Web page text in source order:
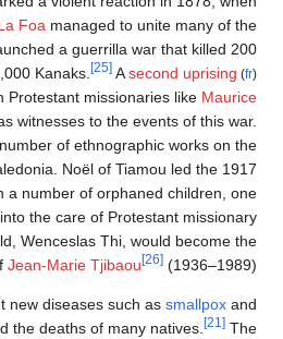
La Foamanaged to unite many of the
a guerrilla war that killed 200
Kanaks.
[25]Asecond uprising(fr
Protestant missionaries likeMaurice
witnesses to the events of this war.
of ethnographic works on the
Noël of Tiamou led the 1917
a number of orphaned children, one
the care of Protestant missionary
Wenceslas Thi, would become the
Jean-Marie Tjibaou [26](1936–1989).
new diseases such assmallpoxand
the deaths of many natives. [21]The